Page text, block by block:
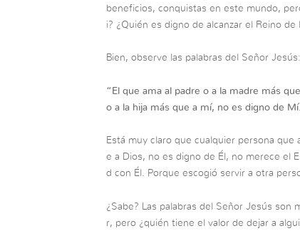
beneficios, conquistas en este mundo,
i? ¿Quién es digno de alcanzar el Reino de
Bien, observe las palabras del Señor Jesús:
“ El que ama al padre o a la madre más
o a la hija más que a mí, no es digno de Mí.
Está muy claro que cualquier persona
e a Dios, no es digno de Él, no merece el
d con Él. Porque escogió servir a otra
¿Sabe? Las palabras del Señor Jesús
r, pero ¿quién tiene el valor de dejar a